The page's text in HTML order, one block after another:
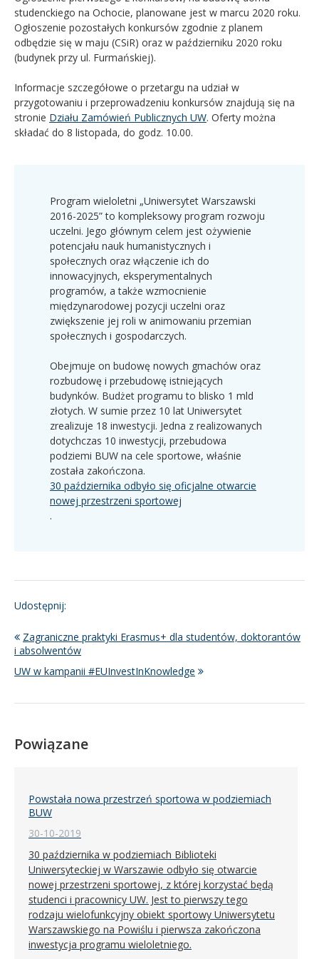
studenckiego na Ochocie, planowane jest w marcu 2020 roku.
Ogłoszenie pozostałych konkursów zgodnie z planem
odbędzie się w maju (CSiR) oraz w październiku 2020 roku
(budynek przy ul. Furmańskiej).
Informacje szczegółowe o przetargu na udział w
przygotowaniu i przeprowadzeniu konkursów znajdują się na
stronie Działu Zamówień Publicznych UW. Oferty można
składać do 8 listopada, do godz. 10.00.
Program wieloletni „Uniwersytet Warszawski
2016-2025” to kompleksowy program rozwoju
uczelni. Jego głównym celem jest ożywienie
potencjału nauk humanistycznych i
społecznych oraz włączenie ich do
innowacyjnych, eksperymentalnych
programów, a także wzmocnienie
międzynarodowej pozycji uczelni oraz
zwiększenie jej roli w animowaniu przemian
społecznych i gospodarczych.
Obejmuje on budowę nowych gmachów oraz
rozbudowę i przebudowę istniejących
budynków. Budżet programu to blisko 1 mld
złotych. W sumie przez 10 lat Uniwersytet
zrealizuje 18 inwestycji. Jedna z realizowanych
dotychczas 10 inwestycji, przebudowa
podziemi BUW na cele sportowe, właśnie
została zakończona.
30 października odbyło się oficjalne otwarcie
nowej przestrzeni sportowej
.
Udostępnij:
Zagraniczne praktyki Erasmus+ dla studentów, doktorantów
i absolwentów
UW w kampanii #EUInvestInKnowledge
Powiązane
Powstała nowa przestrzeń sportowa w podziemiach
BUW
30-10-2019
30 października w podziemiach Biblioteki
Uniwersyteckiej w Warszawie odbyło się otwarcie
nowej przestrzeni sportowej, z której korzystać będą
studenci i pracownicy UW. Jest to pierwszy tego
rodzaju wielofunkcyjny obiekt sportowy Uniwersytetu
Warszawskiego na Powiślu i pierwsza zakończona
inwestycja programu wieloletniego.